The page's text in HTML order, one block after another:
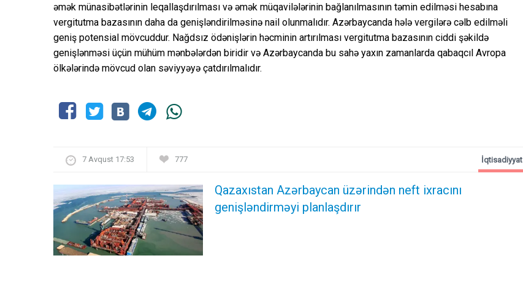
əmək münasibətlərinin leqallaşdırılması və əmək müqavilələrinin bağlanılmasının təmin edilməsi hesabına
vergitutma bazasının daha da genişləndirilməsinə nail olunmalıdır. Azərbaycanda hələ vergilərə cəlb edilməli
geniş potensial mövcuddur. Nağdsız ödənişlərin həcminin artırılması vergitutma bazasının ciddi şəkildə
genişlənməsi üçün mühüm mənbələrdən biridir və Azərbaycanda bu sahə yaxın zamanlarda qabaqcıl Avropa
ölkələrində mövcud olan səviyyəyə çatdırılmalıdır.
7 Avqust 17:53 777
Qazaxıstan Azərbaycan üzərindən neft ixracını
genişləndirməyi planlaşdırır
İqtisadiyyat